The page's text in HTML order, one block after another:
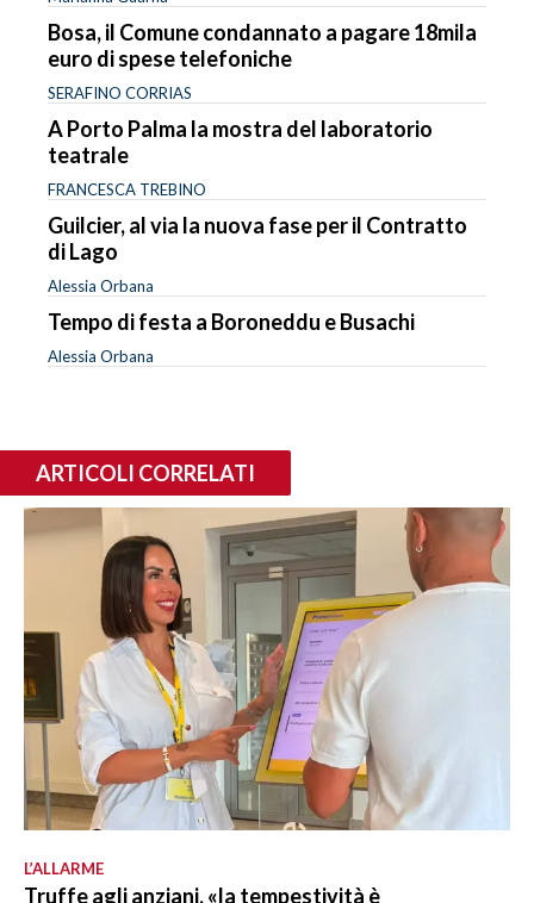
Bosa, il Comune condannato a pagare 18mila
euro di spese telefoniche
SERAFINO CORRIAS
A Porto Palma la mostra del laboratorio
teatrale
FRANCESCA TREBINO
Guilcier, al via la nuova fase per il Contratto
di Lago
Alessia Orbana
Tempo di festa a Boroneddu e Busachi
Alessia Orbana
ARTICOLI CORRELATI
L’ALLARME
Truffe agli anziani, «la tempestività è